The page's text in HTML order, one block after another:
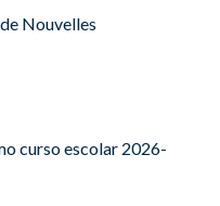
Nouvelles
curso escolar 2026-